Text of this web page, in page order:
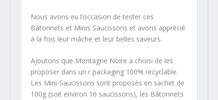
Nous avons eu l’occasion de tester ces
Bâtonnets et Minis Saucissons et avons apprécié
à la fois leur mâche et leur belles saveurs.
Ajoutons que Montagne Noire a choisi de les
proposer dans un r packaging 100% recyclable.
Les Mini-Saucissons sont proposés en sachet de
100g (soit environ 16 saucissons), les Bâtonnets